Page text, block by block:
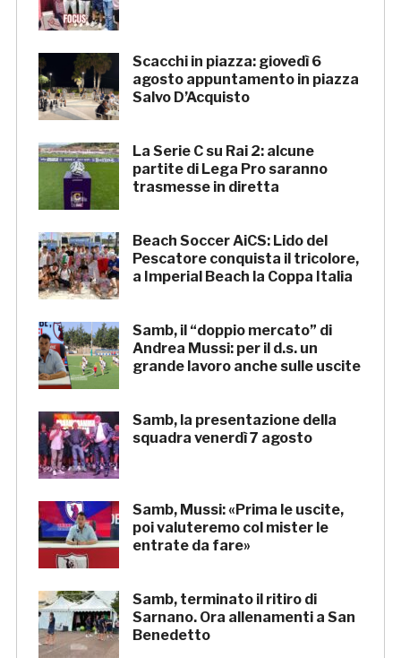
Scacchi in piazza: giovedì 6
agosto appuntamento in piazza
Salvo D’Acquisto
La Serie C su Rai 2: alcune
partite di Lega Pro saranno
trasmesse in diretta
Beach Soccer AiCS: Lido del
Pescatore conquista il tricolore,
a Imperial Beach la Coppa Italia
Samb, il “doppio mercato” di
Andrea Mussi: per il d.s. un
grande lavoro anche sulle uscite
Samb, la presentazione della
squadra venerdì 7 agosto
Samb, Mussi: «Prima le uscite,
poi valuteremo col mister le
entrate da fare»
Samb, terminato il ritiro di
Sarnano. Ora allenamenti a San
Benedetto